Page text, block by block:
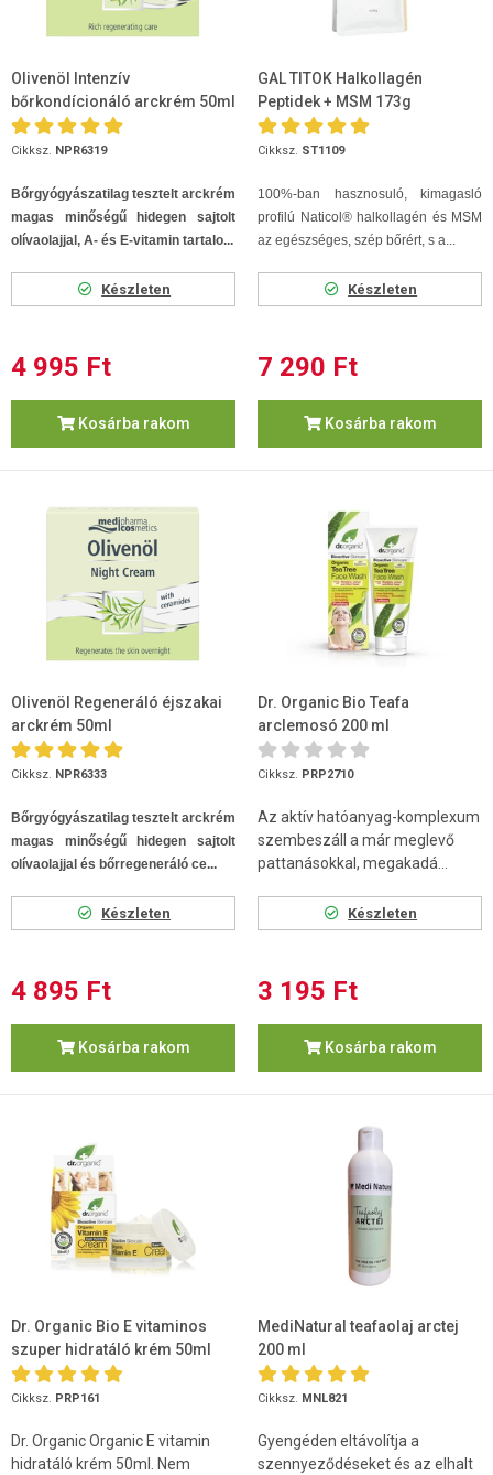
Olivenöl Intenzív
bőrkondícionáló arckrém 50ml
Cikksz. NPR6319
Bőrgyógyászatilag tesztelt arckrém
magas minőségű hidegen sajtolt
olívaolajjal, A- és E-vitamin tartalo...
Készleten
4 995 Ft
Kosárba rakom
GAL TITOK Halkollagén
Peptidek + MSM 173g
Cikksz. ST1109
100%-ban hasznosuló, kimagasló
profilú Naticol® halkollagén és MSM
az egészséges, szép bőrért, s a...
Készleten
7 290 Ft
Kosárba rakom
Olivenöl Regeneráló éjszakai
arckrém 50ml
Cikksz. NPR6333
Bőrgyógyászatilag tesztelt arckrém
magas minőségű hidegen sajtolt
olívaolajjal és bőrregeneráló ce...
Készleten
4 895 Ft
Kosárba rakom
Dr. Organic Bio Teafa
arclemosó 200 ml
Cikksz. PRP2710
Az aktív hatóanyag-komplexum
szembeszáll a már meglevő
pattanásokkal, megakadá...
Készleten
3 195 Ft
Kosárba rakom
Dr. Organic Bio E vitaminos
szuper hidratáló krém 50ml
Cikksz. PRP161
Dr. Organic Organic E vitamin
hidratáló krém 50ml. Nem
MediNatural teafaolaj arctej
200 ml
Cikksz. MNL821
Gyengéden eltávolítja a
szennyeződéseket és az elhalt